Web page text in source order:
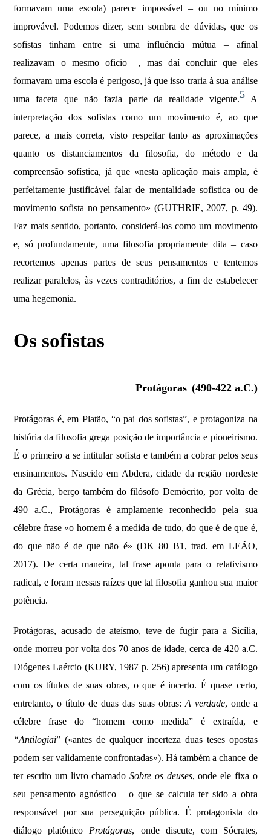
formavam uma escola) parece impossível – ou no mínimo
improvável. Podemos dizer, sem sombra de dúvidas, que os
sofistas tinham entre si uma influência mútua – afinal
realizavam o mesmo oficio –, mas daí concluir que eles
formavam uma escola é perigoso, já que isso traria à sua análise
uma faceta que não fazia parte da realidade vigente.5A
interpretação dos sofistas como um movimento é, ao que
parece, a mais correta, visto respeitar tanto as aproximações
quanto os distanciamentos da filosofia, do método e da
compreensão sofística, já que «nesta aplicação mais ampla, é
perfeitamente justificável falar de mentalidade sofistica ou de
movimento sofista no pensamento» (GUTHRIE, 2007, p. 49).
Faz mais sentido, portanto, considerá-los como um movimento
e, só profundamente, uma filosofia propriamente dita – caso
recortemos apenas partes de seus pensamentos e tentemos
realizar paralelos, às vezes contraditórios, a fim de estabelecer
uma hegemonia.
Os sofistas
Protágoras (490-422 a.C.)
Protágoras é, em Platão, “o pai dos sofistas”, e protagoniza na
história da filosofia grega posição de importância e pioneirismo.
É o primeiro a se intitular sofista e também a cobrar pelos seus
ensinamentos. Nascido em Abdera, cidade da região nordeste
da Grécia, berço também do filósofo Demócrito, por volta de
490 a.C., Protágoras é amplamente reconhecido pela sua
célebre frase «o homem é a medida de tudo, do que é de que é,
do que não é de que não é» (DK 80 B1, trad. em LEÃO,
2017). De certa maneira, tal frase aponta para o relativismo
radical, e foram nessas raízes que tal filosofia ganhou sua maior
potência.
Protágoras, acusado de ateísmo, teve de fugir para a Sicília,
onde morreu por volta dos 70 anos de idade, cerca de 420 a.C.
Diógenes Laércio (KURY, 1987 p. 256) apresenta um catálogo
com os títulos de suas obras, o que é incerto. É quase certo,
entretanto, o título de duas das suas obras: A verdade, onde a
célebre frase do “homem como medida” é extraída, e
“Antilogiai” («antes de qualquer incerteza duas teses opostas
podem ser validamente confrontadas»). Há também a chance de
ter escrito um livro chamadoSobre os deuses, onde ele fixa o
seu pensamento agnóstico – o que se calcula ter sido a obra
responsável por sua perseguição pública. É protagonista do
diálogo platônico Protágoras, onde discute, com Sócrates,